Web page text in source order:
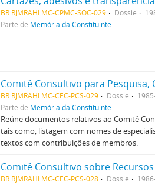
BR RJMRAHI MC-CPMC-SOC-029 Dossiê
Parte de Memória da Constituinte
Comitê Consultivo para Pesquisa,
BR RJMRAHI MC-CEC-PCS-029 Dossiê
Parte de Memória da Constituinte
Reúne documentos relativos ao Comitê
tais como, listagem com nomes de
textos com contribuições de membros.
Comitê Consultivo sobre
BR RJMRAHI MC-CEC-PCS-028 Dossiê